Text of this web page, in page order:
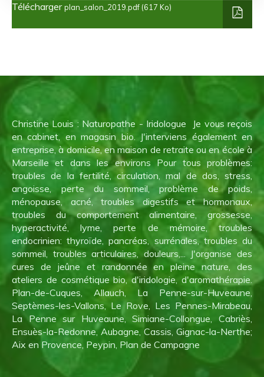
Téléchargerplan_salon_2019.pdf (617 Ko)
Christine Louis : Naturopathe - Iridologue Je vous reçois
en cabinet, en magasin bio. J'interviens également en
entreprise, à domicile, en maison de retraite ou en école à
Marseille et dans les environs Pour tous problèmes:
troubles de la fertilité, circulation, mal de dos, stress,
angoisse, perte du sommeil, problème de poids,
ménopause, acné, troubles digestifs et hormonaux,
troubles du comportement alimentaire, grossesse,
hyperactivité, lyme, perte de mémoire, troubles
endocrinien: thyroïde, pancréas, surrénales, troubles du
sommeil, troubles articulaires, douleurs,... J'organise des
cures de jeûne et randonnée en pleine nature, des
ateliers de cosmétique bio, d'iridologie, d'aromathérapie.
Plan-de-Cuques, Allauch, La Penne-sur-Huveaune,
Septèmes-les-Vallons, Le Rove, Les Pennes-Mirabeau,
La Penne sur Huveaune, Simiane-Collongue, Cabriès,
Ensuès-la-Redonne, Aubagne, Cassis, Gignac-la-Nerthe;
Aix en Provence, Peypin, Plan de Campagne